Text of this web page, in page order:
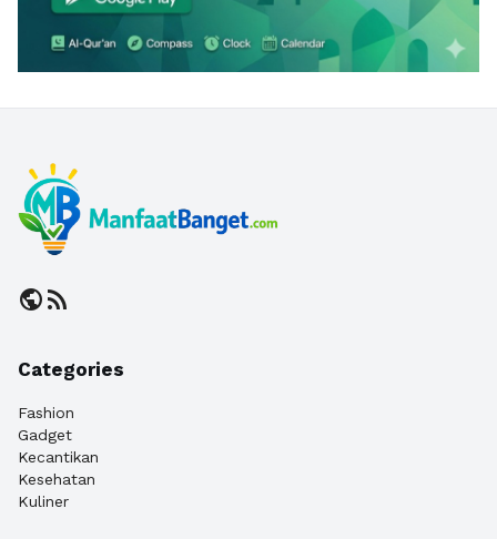
publicrss_feed
Categories
Fashion
Gadget
Kecantikan
Kesehatan
Kuliner